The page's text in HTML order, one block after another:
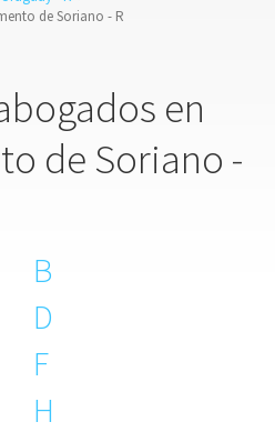
de Soriano - R
en
de Soriano -
B
D
F
H